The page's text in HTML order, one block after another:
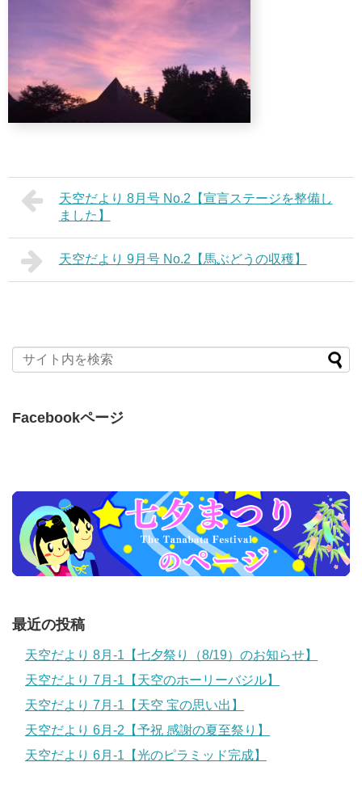
天空だより 8月号 No.2【宣言ステージを整備し
ました】
天空だより 9月号 No.2【馬ぶどうの収穫】
Facebookページ
最近の投稿
天空だより 8月-1【七夕祭り（8/19）のお知らせ】
天空だより 7月-1【天空のホーリーバジル】
天空だより 7月-1【天空 宝の思い出】
天空だより 6月-2【予祝 感謝の夏至祭り】
天空だより 6月-1【光のピラミッド完成】